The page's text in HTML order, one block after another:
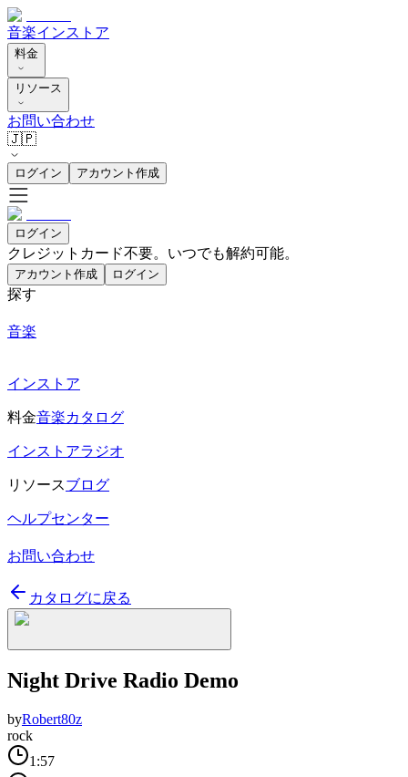
音楽インストア
料金
リソース
お問い合わせ
🇯🇵
ログイン アカウント作成
ログイン
クレジットカード不要。いつでも解約可能。
アカウント作成 ログイン
探す
音楽
インストア
料金音楽カタログ
インストアラジオ
リソースブログ
ヘルプセンター
お問い合わせ
カタログに戻る
Night Drive Radio Demo
byRobert80z
rock
1:57